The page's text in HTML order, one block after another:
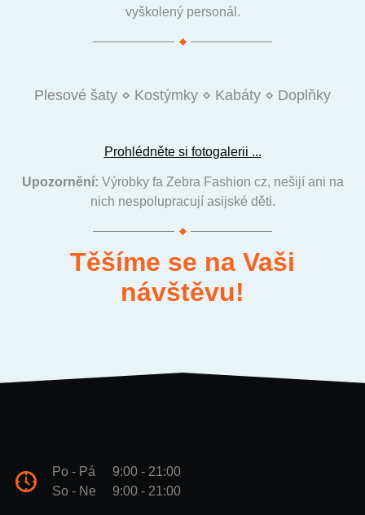
vyškolený personál.
Prohlédněte si fotogalerii ...
Upozornění: Výrobky fa Zebra Fashion cz, nešijí ani na
nich nespolupracují asijské děti.
Těšíme se na Vaši
návštěvu!
Po - Pá
9:00 - 21:00
So - Ne
9:00 - 21:00